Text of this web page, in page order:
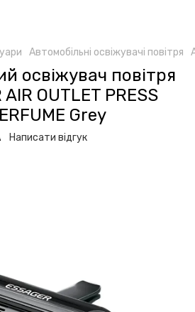
Автомобільні освіжувачі повітря
освіжувач повітря
AIR OUTLET PRESS
Grey
Написати відгук